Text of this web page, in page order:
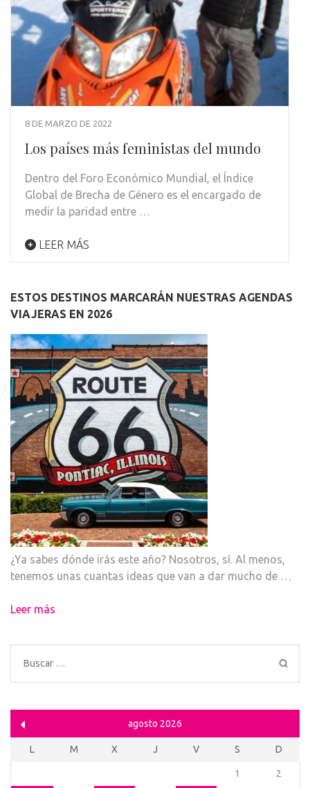
8 DE MARZO DE 2022
Los países más feministas del mundo
Dentro del Foro Económico Mundial, el Índice
Global de Brecha de Género es el encargado de
medir la paridad entre …
LEER MÁS
ESTOS DESTINOS MARCARÁN NUESTRAS AGENDAS
VIAJERAS EN 2026
¿Ya sabes dónde irás este año? Nosotros, sí. Al menos,
tenemos unas cuantas ideas que van a dar mucho de …
Leer más
Buscar:
agosto 2026
L M X J V S D
1 2